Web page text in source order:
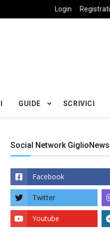
Login Registrati
GUIDE SCRIVICI
Social Network GiglioNews
Facebook
Twitter
Youtube